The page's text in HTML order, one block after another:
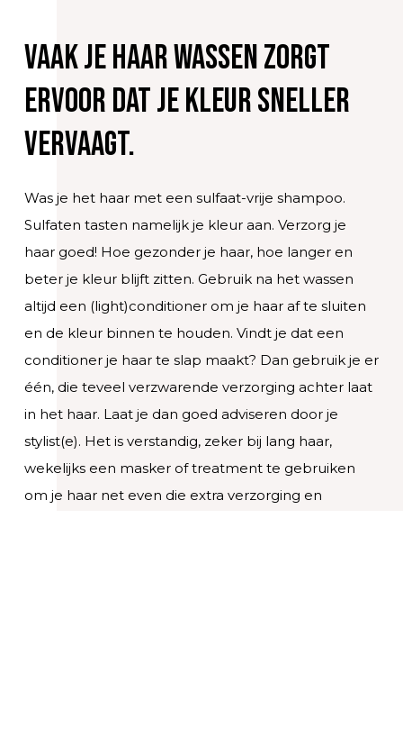
Vaak je haar wassen zorgt
ervoor dat je kleur sneller
vervaagt.
Was je het haar met een sulfaat-vrije shampoo.
Sulfaten tasten namelijk je kleur aan. Verzorg je
haar goed! Hoe gezonder je haar, hoe langer en
beter je kleur blijft zitten. Gebruik na het wassen
altijd een (light)conditioner om je haar af te sluiten
en de kleur binnen te houden. Vindt je dat een
conditioner je haar te slap maakt? Dan gebruik je er
één, die teveel verzwarende verzorging achter laat
in het haar. Laat je dan goed adviseren door je
stylist(e). Het is verstandig, zeker bij lang haar,
wekelijks een masker of treatment te gebruiken
om je haar net even die extra verzorging en